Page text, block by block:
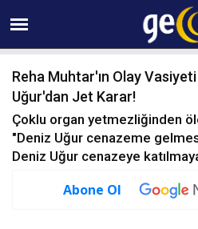
06 AĞUSTOS
Reha Muhtar'ın Olay
Uğur'dan Jet Karar!
Çoklu organ yetmezliğinden
"Deniz Uğur cenazeme
Deniz Uğur cenazeye
Abone Ol